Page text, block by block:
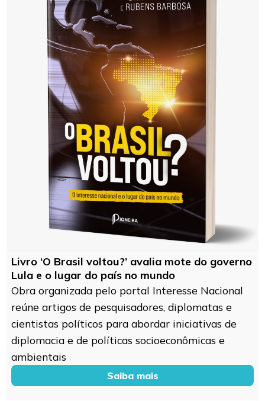
Livro ‘O Brasil voltou?’ avalia mote do governo
Lula e o lugar do país no mundo
Obra organizada pelo portal Interesse Nacional
reúne artigos de pesquisadores, diplomatas e
cientistas políticos para abordar iniciativas de
diplomacia e de políticas socioeconômicas e
ambientais
Saiba mais